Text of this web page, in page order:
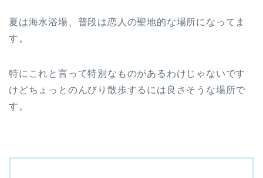
夏は海水浴場、普段は恋人の聖地的な場所になってま
す。
特にこれと言って特別なものがあるわけじゃないです
けどちょっとのんびり散歩するには良さそうな場所で
す。